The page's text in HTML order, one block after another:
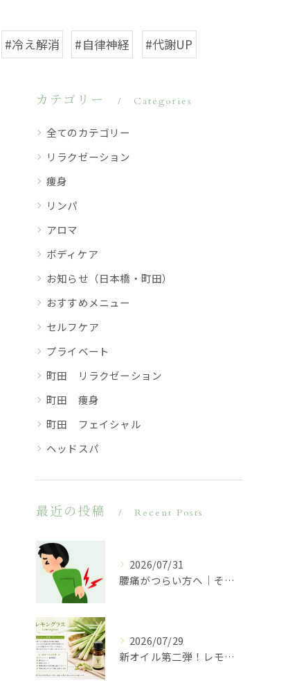
#冷え解消 #自律神経 #代謝UP
カテゴリー Categories
全てのカテゴリー
リラクゼーション
痩身
リンパ
アロマ
ボディケア
お知らせ（日本橋・町田）
おすすめメニュー
セルフケア
プライベート
町田 リラクゼーション
町田 痩身
町田 フェイシャル
ヘッドスパ
最近の投稿 Recent Posts
2026/07/31
腰痛がつらい方へ｜その原因は腰だけではないかもしれません
2026/07/29
新オイル第二弾！レモングラスのご紹介♪